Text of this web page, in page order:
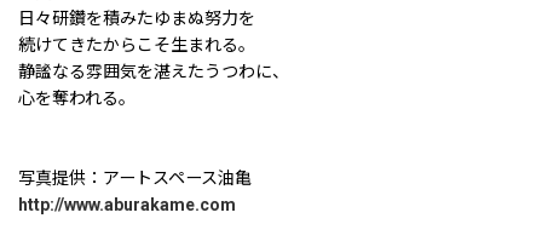
日々研鑽を積みたゆまぬ努力を
続けてきたからこそ生まれる。
静謐なる雰囲気を湛えたうつわに、
心を奪われる。
写真提供：アートスペース油亀
http://www.aburakame.com